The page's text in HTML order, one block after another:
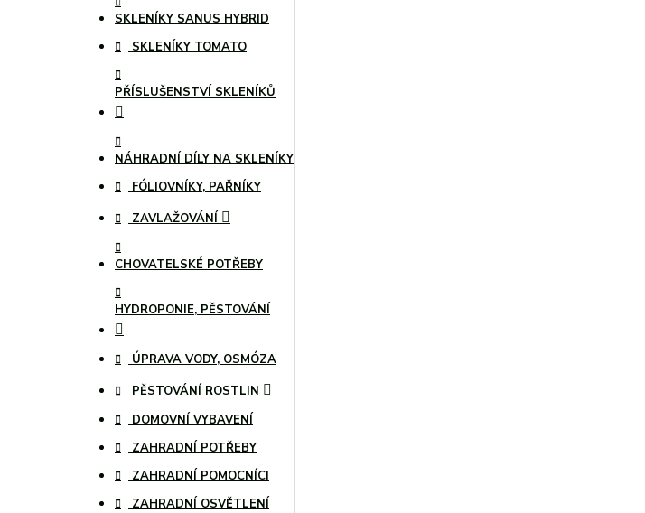
SKLENÍKY SANUS HYBRID
SKLENÍKY TOMATO
PŘÍSLUŠENSTVÍ SKLENÍKŮ
NÁHRADNÍ DÍLY NA SKLENÍKY
FÓLIOVNÍKY, PAŘNÍKY
ZAVLAŽOVÁNÍ
CHOVATELSKÉ POTŘEBY
HYDROPONIE, PĚSTOVÁNÍ
ÚPRAVA VODY, OSMÓZA
PĚSTOVÁNÍ ROSTLIN
DOMOVNÍ VYBAVENÍ
ZAHRADNÍ POTŘEBY
ZAHRADNÍ POMOCNÍCI
ZAHRADNÍ OSVĚTLENÍ